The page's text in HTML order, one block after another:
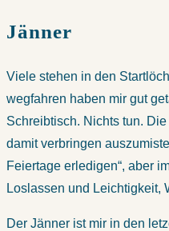
Jänner
Viele stehen in den
wegfahren haben mir gut
Schreibtisch. Nichts tun.
damit verbringen
Feiertage erledigen“, aber
Loslassen und Leichtigkeit,
Der Jänner ist mir in den